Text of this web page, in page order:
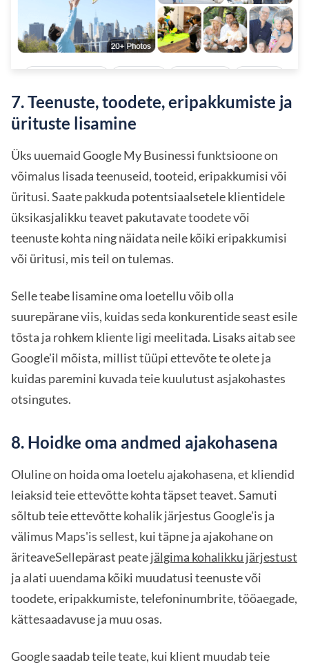
7. Teenuste, toodete, eripakkumiste ja
ürituste lisamine
Üks uuemaid Google My Businessi funktsioone on
võimalus lisada teenuseid, tooteid, eripakkumisi või
üritusi. Saate pakkuda potentsiaalsetele klientidele
üksikasjalikku teavet pakutavate toodete või
teenuste kohta ning näidata neile kõiki eripakkumisi
või üritusi, mis teil on tulemas.
Selle teabe lisamine oma loetellu võib olla
suurepärane viis, kuidas seda konkurentide seast esile
tõsta ja rohkem kliente ligi meelitada. Lisaks aitab see
Google'il mõista, millist tüüpi ettevõte te olete ja
kuidas paremini kuvada teie kuulutust asjakohastes
otsingutes.
8. Hoidke oma andmed ajakohasena
Oluline on hoida oma loetelu ajakohasena, et kliendid
leiaksid teie ettevõtte kohta täpset teavet. Samuti
sõltub teie ettevõtte kohalik järjestus Google'is ja
välimus Maps'is sellest, kui täpne ja ajakohane on
äriteaveSellepärast peatejälgima kohalikku järjestust
ja alati uuendama kõiki muudatusi teenuste või
toodete, eripakkumiste, telefoninumbrite, tööaegade,
kättesaadavuse ja muu osas.
Google saadab teile teate, kui klient muudab teie